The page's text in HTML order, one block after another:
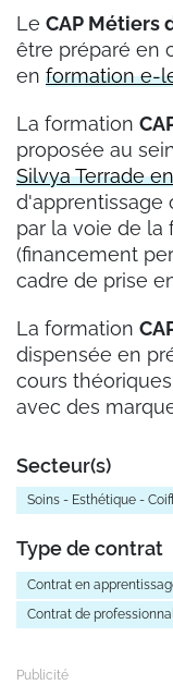
Le CAP Métiers
être préparé en
en formation e-
La formation
proposée au
Silvya Terrade
d'apprentissage
par la voie de la
(financement
cadre de prise
La formation
dispensée en
cours
avec des
Secteur(s)
Soins - Esthétique -
Type de contrat
Contrat en
Contrat de